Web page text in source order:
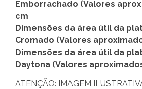
Emborrachado (Valores
cm
Dimensões da área útil da
Cromado (Valores
Dimensões da área útil da
Daytona (Valores
ATENÇÃO: IMAGEM